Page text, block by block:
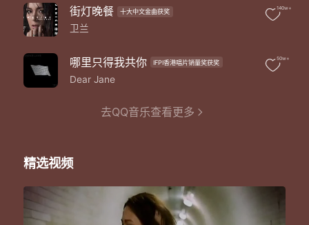
街灯晚餐 十大中文金曲获奖
卫兰
140w+
哪里只得我共你 IFPI香港唱片销量奖获奖
Dear Jane
50w+
去QQ音乐查看更多
精选视频